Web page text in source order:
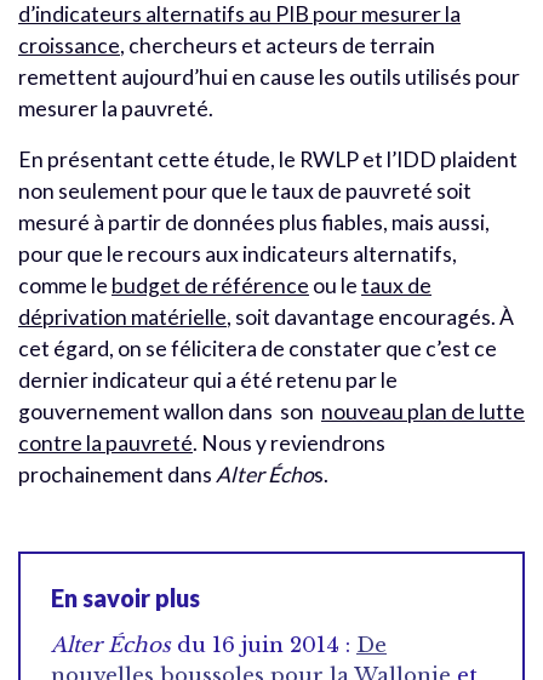
d’indicateurs alternatifs au PIB pour mesurer la
croissance, chercheurs et acteurs de terrain
remettent aujourd’hui en cause les outils utilisés pour
mesurer la pauvreté.
En présentant cette étude, le RWLP et l’IDD plaident
non seulement pour que le taux de pauvreté soit
mesuré à partir de données plus fiables, mais aussi,
pour que le recours aux indicateurs alternatifs,
comme le budget de référence ou letaux de
déprivation matérielle, soit davantage encouragés. À
cet égard, on se félicitera de constater que c’est ce
dernier indicateur qui a été retenu par le
gouvernement wallon dans son nouveau plan de lutte
contre la pauvreté. Nous y reviendrons
prochainement dansAlter Échos.
En savoir plus
Alter Échosdu 16 juin 2014 : De